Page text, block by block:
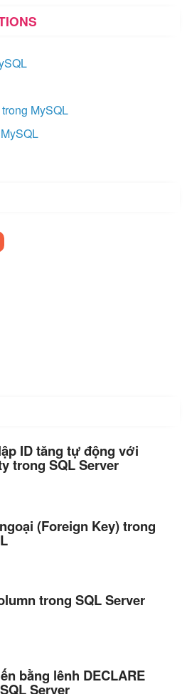
MySQL
ID tăng tự động với
trong SQL Server
(Foreign Key) trong
trong SQL Server
bằng lênh DECLARE
Server